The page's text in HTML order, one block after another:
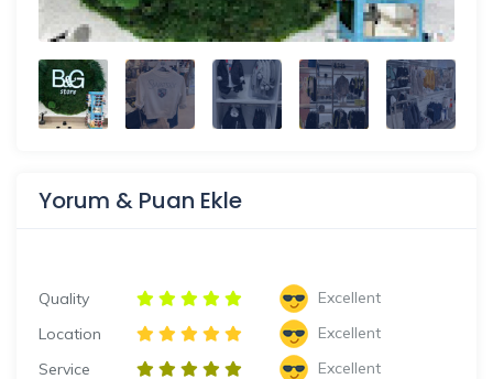
Yorum & Puan Ekle
Quality
Excellent
Location
Excellent
Service
Excellent